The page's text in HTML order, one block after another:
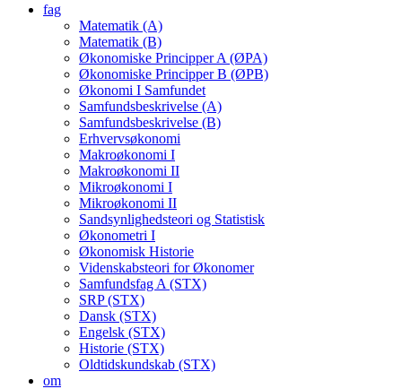
fag
Matematik (A)
Matematik (B)
Økonomiske Principper A (ØPA)
Økonomiske Principper B (ØPB)
Økonomi I Samfundet
Samfundsbeskrivelse (A)
Samfundsbeskrivelse (B)
Erhvervsøkonomi
Makroøkonomi I
Makroøkonomi II
Mikroøkonomi I
Mikroøkonomi II
Sandsynlighedsteori og Statistisk
Økonometri I
Økonomisk Historie
Videnskabsteori for Økonomer
Samfundsfag A (STX)
SRP (STX)
Dansk (STX)
Engelsk (STX)
Historie (STX)
Oldtidskundskab (STX)
om